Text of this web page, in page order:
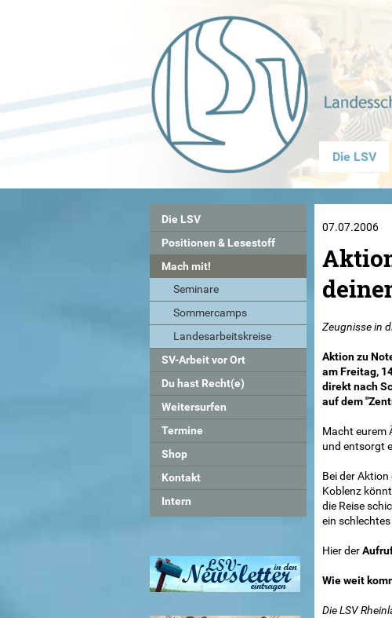
Die LSV
Die LSV
Positionen & Lesestoff
Mach mit!
Seminare
Sommercamps
Landesarbeitskreise
SV-Arbeit vor Ort
Du hast Recht(e)
Weitersurfen
Termine
Shop
Kontakt
Intern
07.07.2006
Zeugnisse in
Aktion zu
am Freitag,
direkt nach
auf dem
Macht eurem
und entsorgt
Bei der
Koblenz
die Reise
ein
Hier der
Wie weit
Die LSV